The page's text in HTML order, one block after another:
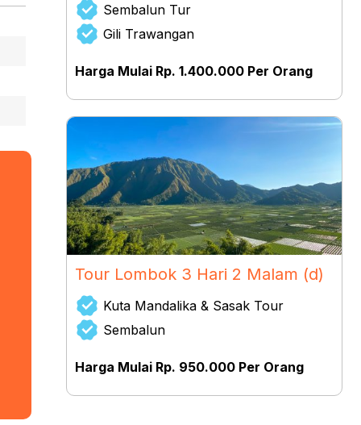
Sembalun Tur
Gili Trawangan
Harga Mulai Rp. 1.400.000 Per Orang
Tour Lombok 3 Hari 2 Malam (d)
Kuta Mandalika & Sasak Tour
Sembalun
Harga Mulai Rp. 950.000 Per Orang